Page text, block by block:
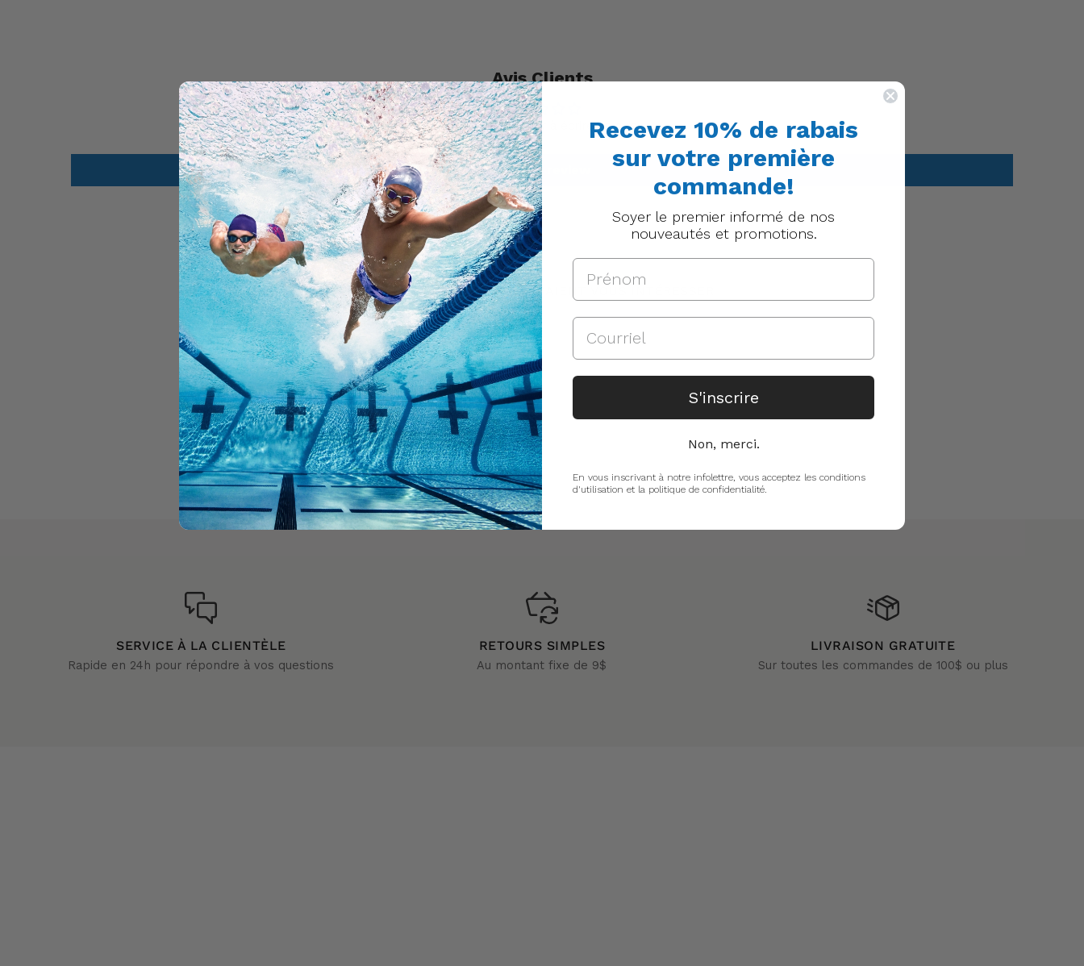
Avis Clients
Soyez le premier à écrire un avis
Write a review
DES PRODUITS QUI POURRAIENT VOUS INTÉRESSER
SERVICE À LA CLIENTÈLE
Rapide en 24h pour répondre à vos questions
RETOURS SIMPLES
Au montant fixe de 9$
LIVRAISON GRATUITE
Sur toutes les commandes de 100$ ou plus
Recevez 10% de rabais
sur votre première
commande!
Soyer le premier informé de nos
nouveautés et promotions.
S'inscrire
Non, merci.
En vous inscrivant à notre infolettre, vous acceptez les conditions
d'utilisation et la politique de confidentialité.